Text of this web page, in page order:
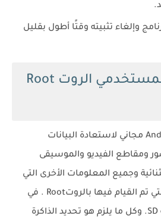
وإلغاء تثبيته وقتًا أطول بقليل
6. undeleter لمستخدمي الروت Root
هذا تطبيق استرداد Android مجاني لاستعادة البيانات
ومقاطع الفيديو والموسيقى
وجميع المعلومات الأخرى التي
تم تخزينها على هواتف التي تم القيام فيها بالروتRoot . في
الذاكرة الداخلية أو بطاقة SD. وكل ما يلزم هو تحديد الذاكرة